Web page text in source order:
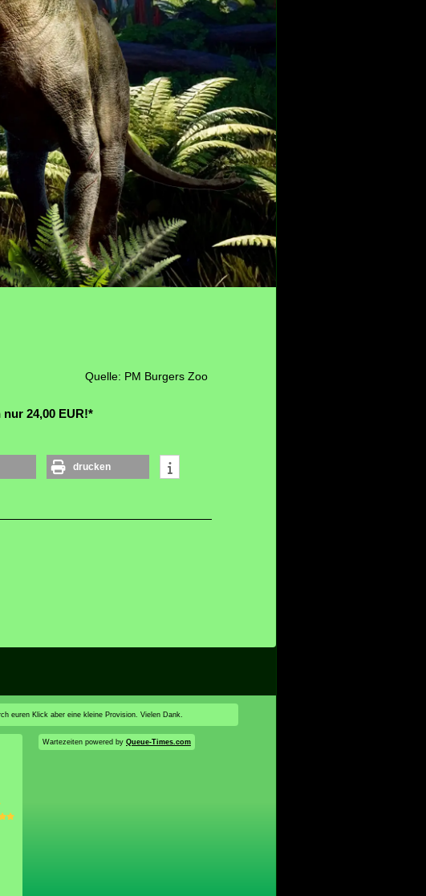
Quelle: PM Burgers Zoo
24,00 EUR!*
drucken
euren Klick aber eine kleine Provision. Vielen Dank.
Wartezeiten powered by Queue-Times.com